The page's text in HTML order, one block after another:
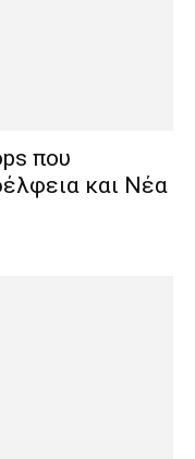
που
και Νέα